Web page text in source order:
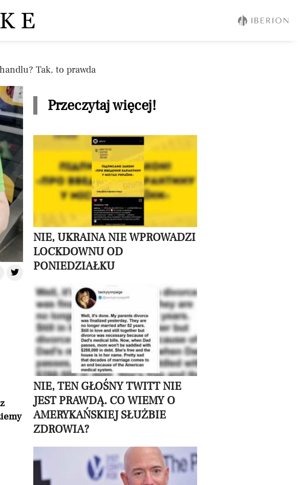
Tak, to prawda
Przeczytaj więcej!
NIE, UKRAINA NIE WPROWADZI
LOCKDOWNU OD
PONIEDZIAŁKU
NIE, TEN GŁOŚNY TWITT NIE
JEST PRAWDĄ. CO WIEMY O
AMERYKAŃSKIEJ SŁUŻBIE
ZDROWIA?